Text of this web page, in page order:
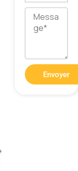
Message
Envoyer